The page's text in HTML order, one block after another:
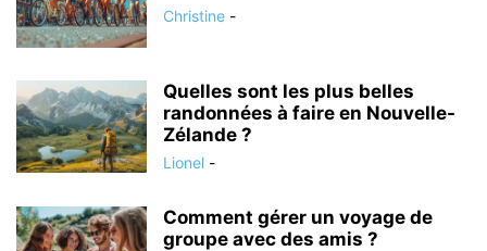
Christine -
Quelles sont les plus belles
randonnées à faire en Nouvelle-
Zélande ?
Lionel -
Comment gérer un voyage de
groupe avec des amis ?